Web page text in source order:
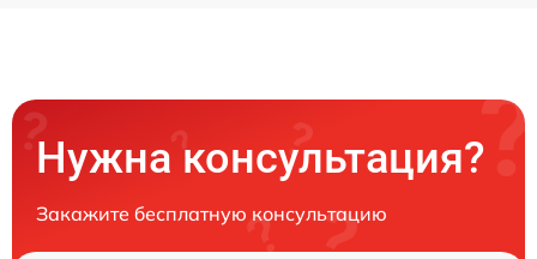
Нужна консультация?
Закажите бесплатную консультацию